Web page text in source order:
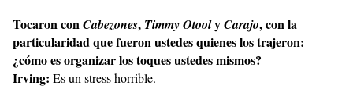
Tocaron conCabezones, Timmy OtoolyCarajo, con la
particularidad que fueron ustedes quienes los trajeron:
¿cómo es organizar los toques ustedes mismos?
Irving: Es un stress horrible.